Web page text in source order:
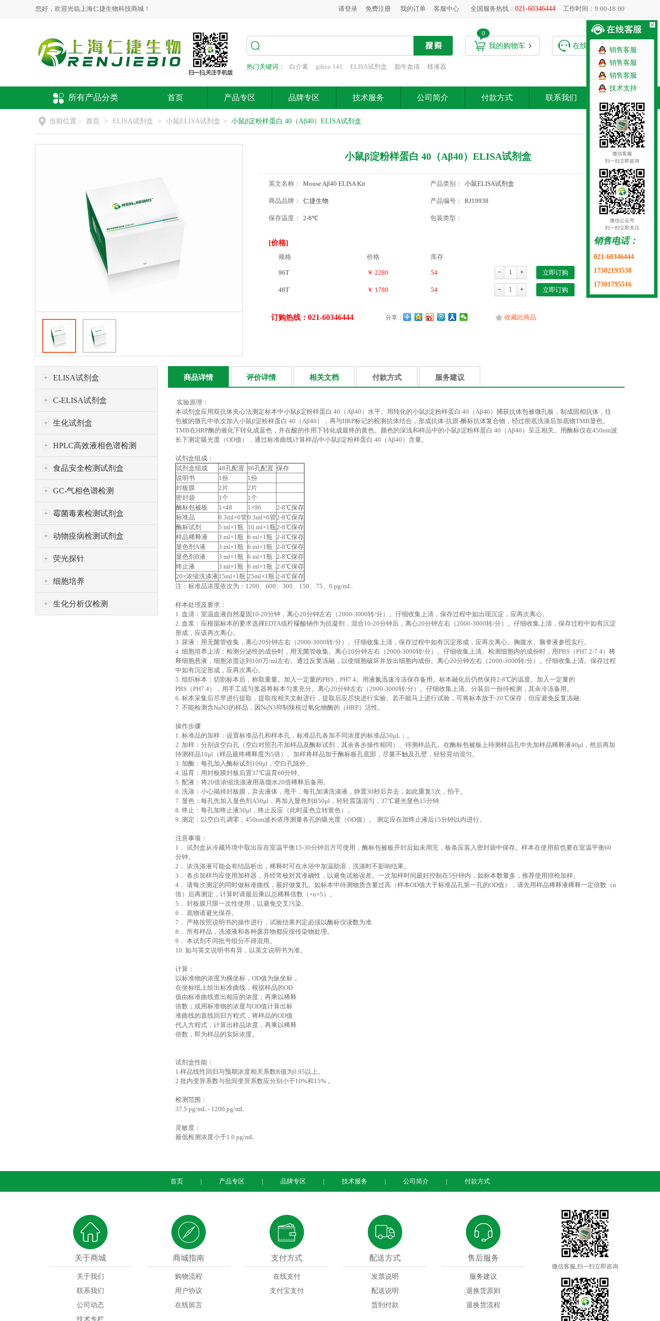
您好，欢迎光临上海仁捷生物科技商城！ 工作时间：9:00-18:00
全国服务热线： 021-60346444
请登录 免费注册 我的订单 客服中心
0
我的购物车 在线客服
热门关键词： 白介素 gibco 141 ELISA试剂盒 胎牛血清 移液器
所有产品分类 首页 产品专区 品牌专区 技术服务 公司简介 付款方式 联系我们
当前位置： 首页 > ELISA试剂盒 > 小鼠ELISA试剂盒 > 小鼠β淀粉样蛋白 40（Aβ40）ELISA试剂盒
小鼠β淀粉样蛋白 40（Aβ40）ELISA试剂盒
英文名称： Mouse Aβ40 ELISA Kit 产品类别： 小鼠ELISA试剂盒
商品品牌： 仁捷生物 产品编号： RJ19938
保存温度： 2-8℃ 包装类型：
[价格]
规格 价格 库存
96T ￥ 2280 54 立即订购
48T ￥ 1780 54 立即订购
订购热线： 021-60346444 分享： 收藏此商品
ELISA试剂盒
C-ELISA试剂盒
生化试剂盒
HPLC高效液相色谱检测
食品安全检测试剂盒
GC-气相色谱检测
霉菌毒素检测试剂盒
动物疫病检测试剂盒
荧光探针
细胞培养
生化分析仪检测
商品详情 评价详情 相关文档 付款方式 服务建议
实验原理：
本试剂盒应用双抗体夹心法测定标本中小鼠β淀粉样蛋白 40（Aβ40）水平。用纯化的小鼠β淀粉样蛋白 40（Aβ40）捕获抗体包被微孔板，制成固相抗体，往
包被的微孔中依次加入小鼠β淀粉样蛋白 40（Aβ40），再与HRP标记的检测抗体结合，形成抗体-抗原-酶标抗体复合物，经过彻底洗涤后加底物TMB显色。
TMB在HRP酶的催化下转化成蓝色，并在酸的作用下转化成最终的黄色。颜色的深浅和样品中的小鼠β淀粉样蛋白 40（Aβ40）呈正相关。用酶标仪在450nm波
长下测定吸光度（OD值），通过标准曲线计算样品中小鼠β淀粉样蛋白 40（Aβ40）含量。
试剂盒组成：
试剂盒组成
48孔配置 96孔配置 保存
说明书
1份
1份
封板膜
2片
2片
密封袋
1个
1个
酶标包被板
1×48 1×96
2-8℃保存
标准品
0.3ml×6管0.3ml×6管2-8℃保存
酶标试剂
5 ml×1瓶 10 ml×1瓶2-8℃保存
样品稀释液
3 ml×1瓶 6 ml×1瓶 2-8℃保存
显色剂A液
3 ml×1瓶 6 ml×1瓶 2-8℃保存
显色剂B液
3 ml×1瓶 6 ml×1瓶 2-8℃保存
终止液
3 ml×1瓶 6 ml×1瓶 2-8℃保存
20×浓缩洗涤液 15ml×1瓶 25ml×1瓶 2-8℃保存
注：标准品浓度依次为：1200、600、300、150、75、0 pg/mL.
样本处理及要求：
1. 血清：室温血液自然凝固10-20分钟，离心20分钟左右（2000-3000转/分）。仔细收集上清，保存过程中如出现沉淀，应再次离心。
2. 血浆：应根据标本的要求选择EDTA或柠檬酸钠作为抗凝剂，混合10-20分钟后，离心20分钟左右（2000-3000转/分）。仔细收集上清，保存过程中如有沉淀
形成，应该再次离心。
3. 尿液：用无菌管收集，离心20分钟左右（2000-3000转/分）。仔细收集上清，保存过程中如有沉淀形成，应再次离心。胸腹水、脑脊液参照实行。
4. 细胞培养上清：检测分泌性的成份时，用无菌管收集。离心20分钟左右（2000-3000转/分）。仔细收集上清。检测细胞内的成份时，用PBS（PH7.2-7.4）稀
释细胞悬液，细胞浓度达到100万/ml左右。通过反复冻融，以使细胞破坏并放出细胞内成份。离心20分钟左右（2000-3000转/分）。仔细收集上清。保存过程
中如有沉淀形成，应再次离心。
5. 组织标本：切割标本后，称取重量。加入一定量的PBS，PH7.4。用液氮迅速冷冻保存备用。标本融化后仍然保持2-8℃的温度。加入一定量的
PBS（PH7.4），用手工或匀浆器将标本匀浆充分。离心20分钟左右（2000-3000转/分）。仔细收集上清。分装后一份待检测，其余冷冻备用。
6. 标本采集后尽早进行提取，提取按相关文献进行，提取后应尽快进行实验。若不能马上进行试验，可将标本放于-20℃保存，但应避免反复冻融.
7. 不能检测含NaN3的样品，因NaN3抑制辣根过氧化物酶的（HRP）活性。
操作步骤
1. 标准品的加样：设置标准品孔和样本孔，标准品孔各加不同浓度的标准品50μL；。
2. 加样：分别设空白孔（空白对照孔不加样品及酶标试剂，其余各步操作相同）、待测样品孔。在酶标包被板上待测样品孔中先加样品稀释液40μl，然后再加
待测样品10μl（样品最终稀释度为5倍）。加样将样品加于酶标板孔底部，尽量不触及孔壁，轻轻晃动混匀。
3. 加酶：每孔加入酶标试剂100μl，空白孔除外。
4. 温育：用封板膜封板后置37℃温育60分钟。
5. 配液：将20倍浓缩洗涤液用蒸馏水20倍稀释后备用。
6. 洗涤：小心揭掉封板膜，弃去液体，甩干，每孔加满洗涤液，静置30秒后弃去，如此重复5次，拍干。
7. 显色：每孔先加入显色剂A50μl，再加入显色剂B50μl，轻轻震荡混匀，37℃避光显色15分钟.
8. 终止：每孔加终止液50μl，终止反应（此时蓝色立转黄色）。
9. 测定：以空白孔调零，450nm波长依序测量各孔的吸光度（OD值）。 测定应在加终止液后15分钟以内进行。
注意事项：
1． 试剂盒从冷藏环境中取出应在室温平衡15-30分钟后方可使用，酶标包被板开封后如未用完，板条应装入密封袋中保存。样本在使用前也要在室温平衡60
分钟。
2． 浓洗涤液可能会有结晶析出，稀释时可在水浴中加温助溶，洗涤时不影响结果。
3． 各步加样均应使用加样器，并经常校对其准确性，以避免试验误差。一次加样时间最好控制在5分钟内，如标本数量多，推荐使用排枪加样。
4． 请每次测定的同时做标准曲线，最好做复孔。如标本中待测物质含量过高（样本OD值大于标准品孔第一孔的OD值），请先用样品稀释液稀释一定倍数（n
倍）后再测定，计算时请最后乘以总稀释倍数（×n×5）。
5． 封板膜只限一次性使用，以避免交叉污染。
6． 底物请避光保存。
7． 严格按照说明书的操作进行，试验结果判定必须以酶标仪读数为准.
8． 所有样品，洗涤液和各种废弃物都应按传染物处理。
9． 本试剂不同批号组分不得混用。
10. 如与英文说明书有异，以英文说明书为准。
计算：
以标准物的浓度为横坐标，OD值为纵坐标，
在坐标纸上绘出标准曲线，根据样品的OD
值由标准曲线查出相应的浓度；再乘以稀释
倍数；或用标准物的浓度与OD值计算出标
准曲线的直线回归方程式，将样品的OD值
代入方程式，计算出样品浓度，再乘以稀释
倍数，即为样品的实际浓度。
试剂盒性能：
1.样品线性回归与预期浓度相关系数R值为0.95以上。
2.批内变异系数与批间变异系数应分别小于10%和15% 。
检测范围：
37.5 pg/mL - 1200 pg/mL
灵敏度：
最低检测浓度小于1.0 pg/mL
首页 产品专区 品牌专区 技术服务 公司简介 付款方式
关于商城
关于我们
联系我们
公司动态
技术专栏
商城指南
购物流程
用户协议
在线留言
支付方式
在线支付
支付宝支付
配送方式
发票说明
配送说明
货到付款
售后服务
服务建议
退换货原则
退换货流程
微信客服,扫一扫立即咨询
销售客服
销售客服
销售客服
技术支持
微信客服
扫一扫立即咨询
微信公众号
扫一扫立即关注
销售电话：
021-60346444
17302193538
17301795516